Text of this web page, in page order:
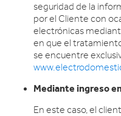
seguridad de la
por el Cliente con
electrónicas
en que el
se encuentre
Mediante ingreso
En este caso, el